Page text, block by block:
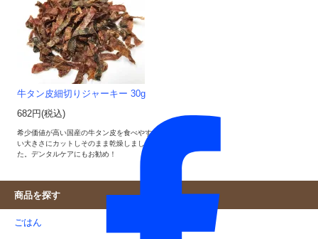
牛タン皮細切りジャーキー 30g
682円(税込)
希少価値が高い国産の牛タン皮を食べやす
い大きさにカットしそのまま乾燥しまし
た。デンタルケアにもお勧め！
商品を探す
ごはん